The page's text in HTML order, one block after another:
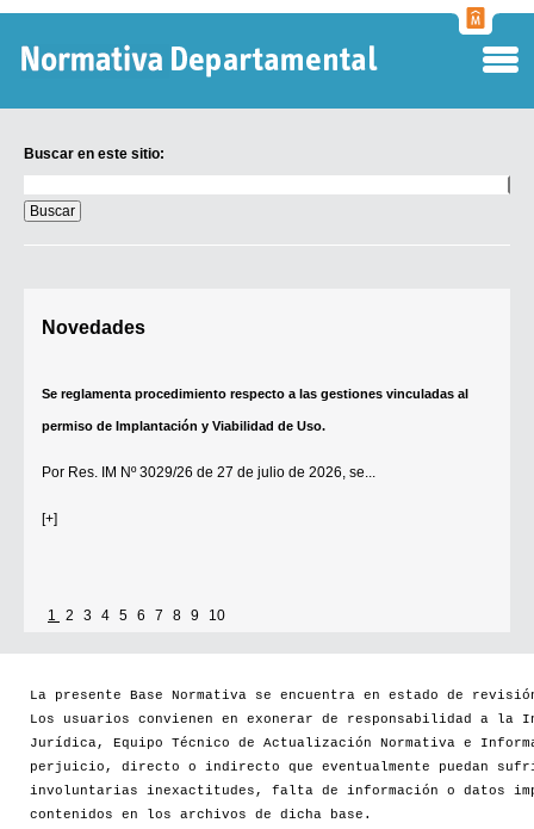
Buscar en este sitio:
en
este
sitio:
Novedades
Se reglamenta procedimiento respecto a las gestiones vinculadas al
permiso de Implantación y Viabilidad de Uso.
Por Res. IM Nº 3029/26 de 27 de julio de 2026, se...
[+]
1 2 3 4 5 6 7 8 9 10
La presente Base Normativa se encuentra en estado de
Los usuarios convienen en exonerar de responsabilidad a la
Jurídica, Equipo Técnico de Actualización Normativa e
perjuicio, directo o indirecto que eventualmente puedan
involuntarias inexactitudes, falta de información o datos
contenidos en los archivos de dicha base.